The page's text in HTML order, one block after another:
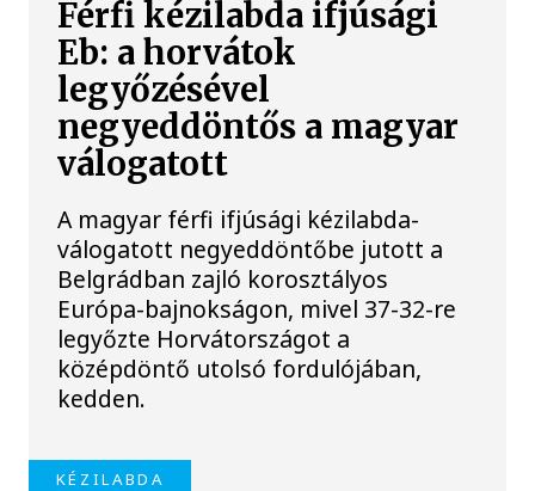
Férfi kézilabda ifjúsági
Eb: a horvátok
legyőzésével
negyeddöntős a magyar
válogatott
A magyar férfi ifjúsági kézilabda-
válogatott negyeddöntőbe jutott a
Belgrádban zajló korosztályos
Európa-bajnokságon, mivel 37-32-re
legyőzte Horvátországot a
középdöntő utolsó fordulójában,
kedden.
KÉZILABDA